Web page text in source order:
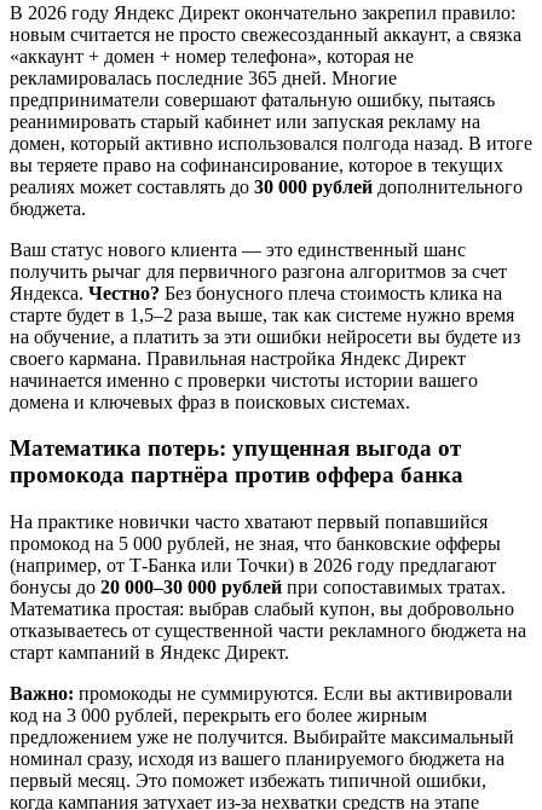
В 2026 году Яндекс Директ окончательно закрепил правило:
новым считается не просто свежесозданный аккаунт, а связка
«аккаунт + домен + номер телефона», которая не
рекламировалась последние 365 дней. Многие
предприниматели совершают фатальную ошибку, пытаясь
реанимировать старый кабинет или запуская рекламу на
домен, который активно использовался полгода назад. В итоге
вы теряете право на софинансирование, которое в текущих
реалиях может составлять до 30 000 рублей дополнительного
бюджета.
Ваш статус нового клиента — это единственный шанс
получить рычаг для первичного разгона алгоритмов за счет
Яндекса. Честно? Без бонусного плеча стоимость клика на
старте будет в 1,5–2 раза выше, так как системе нужно время
на обучение, а платить за эти ошибки нейросети вы будете из
своего кармана. Правильная настройка Яндекс Директ
начинается именно с проверки чистоты истории вашего
домена и ключевых фраз в поисковых системах.
Математика потерь: упущенная выгода от
промокода партнёра против оффера банка
На практике новички часто хватают первый попавшийся
промокод на 5 000 рублей, не зная, что банковские офферы
(например, от Т-Банка или Точки) в 2026 году предлагают
бонусы до 20 000–30 000 рублей при сопоставимых тратах.
Математика простая: выбрав слабый купон, вы добровольно
отказываетесь от существенной части рекламного бюджета на
старт кампаний в Яндекс Директ.
Важно: промокоды не суммируются. Если вы активировали
код на 3 000 рублей, перекрыть его более жирным
предложением уже не получится. Выбирайте максимальный
номинал сразу, исходя из вашего планируемого бюджета на
первый месяц. Это поможет избежать типичной ошибки,
когда кампания затухает из-за нехватки средств на этапе